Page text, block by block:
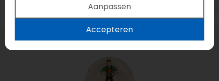
Aanpassen
Accepteren